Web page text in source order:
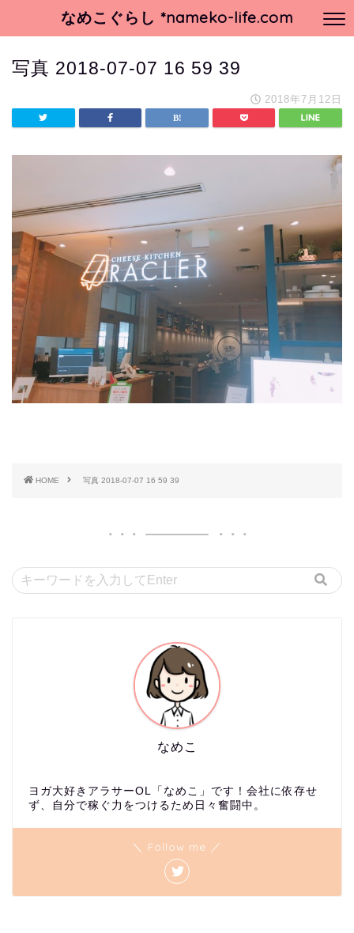
なめこぐらし *nameko-life.com
写真 2018-07-07 16 59 39
2018年7月12日
HOME 写真 2018-07-07 16 59 39
なめこ
ヨガ大好きアラサーOL「なめこ」です！会社に依存せ
ず、自分で稼ぐ力をつけるため日々奮闘中。
＼ Follow me ／